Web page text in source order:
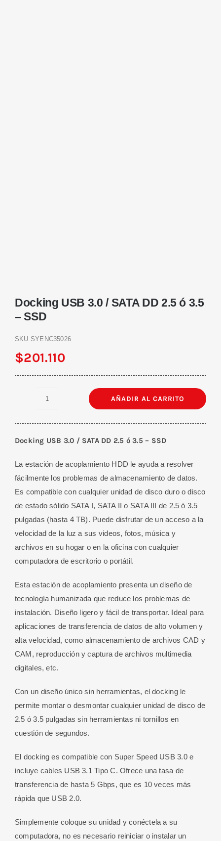
Docking USB 3.0 / SATA DD 2.5 ó 3.5
– SSD
SKU SYENC35026
$201.110
/
SATA
DD
2.5
3.5
cantidad
AÑADIR AL CARRITO
Docking USB 3.0 / SATA DD 2.5 ó 3.5 – SSD
La estación de acoplamiento HDD le ayuda a resolver
fácilmente los problemas de almacenamiento de datos.
Es compatible con cualquier unidad de disco duro o disco
de estado sólido SATA I, SATA II o SATA III de 2.5 ó 3.5
pulgadas (hasta 4 TB). Puede disfrutar de un acceso a la
velocidad de la luz a sus videos, fotos, música y
archivos en su hogar o en la oficina con cualquier
computadora de escritorio o portátil.
Esta estación de acoplamiento presenta un diseño de
tecnología humanizada que reduce los problemas de
instalación. Diseño ligero y fácil de transportar. Ideal para
aplicaciones de transferencia de datos de alto volumen y
alta velocidad, como almacenamiento de archivos CAD y
CAM, reproducción y captura de archivos multimedia
digitales, etc.
Con un diseño único sin herramientas, el docking le
permite montar o desmontar cualquier unidad de disco de
2.5 ó 3.5 pulgadas sin herramientas ni tornillos en
cuestión de segundos.
El docking es compatible con Super Speed ​​USB 3.0 e
incluye cables USB 3.1 Tipo C. Ofrece una tasa de
transferencia de hasta 5 Gbps, que es 10 veces más
rápida que USB 2.0.
Simplemente coloque su unidad y conéctela a su
computadora, no es necesario reiniciar o instalar un